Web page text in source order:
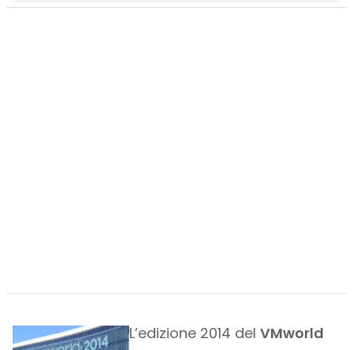
L’edizione 2014 del VMworld